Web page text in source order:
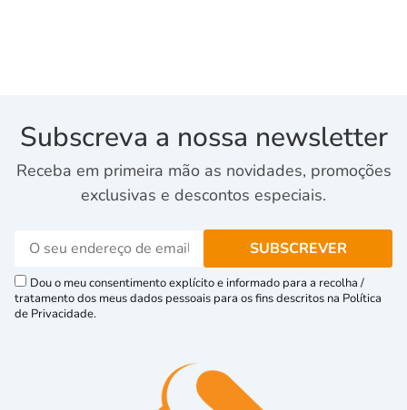
Subscreva a nossa newsletter
Receba em primeira mão as novidades, promoções
exclusivas e descontos especiais.
Dou o meu consentimento explícito e informado para a recolha /
tratamento dos meus dados pessoais para os fins descritos na Política
de Privacidade.